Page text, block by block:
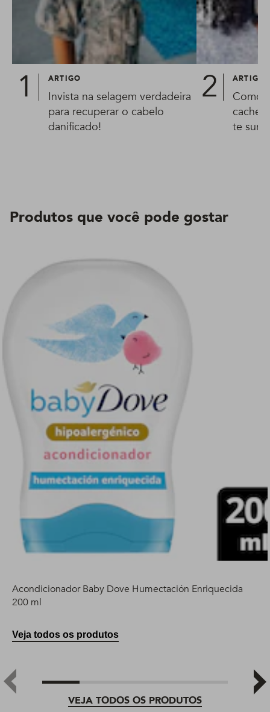
ARTIGO
Invista na selagem verdadeira
para recuperar o cabelo
danificado!
ARTIGO
Como
te
Produtos que você pode gostar
VEJA TODOS OS PRODUTOS
Acondicionador Baby Dove Humectación Enriquecida
200 ml
Veja todos os produtos